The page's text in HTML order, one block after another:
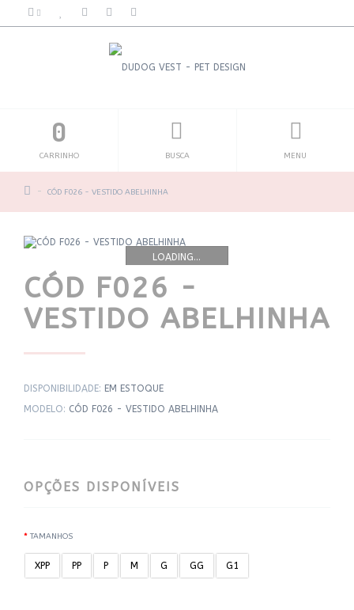
MENU
BUSCA
0
CARRINHO
CÓD F026 - VESTIDO ABELHINHA
LOADING...
CÓD F026 -
VESTIDO ABELHINHA
DISPONIBILIDADE: EM ESTOQUE
MODELO: CÓD F026 - VESTIDO ABELHINHA
OPÇÕES DISPONÍVEIS
TAMANHOS
XPP PP P M G GG G1